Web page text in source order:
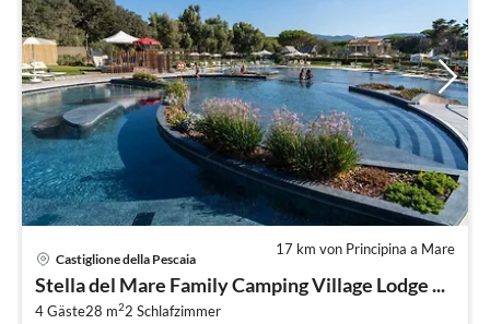
17 km von Principina a Mare
Castiglione della Pescaia
Stella del Mare Family Camping Village Lodge ...
4 Gäste28 m22 Schlafzimmer